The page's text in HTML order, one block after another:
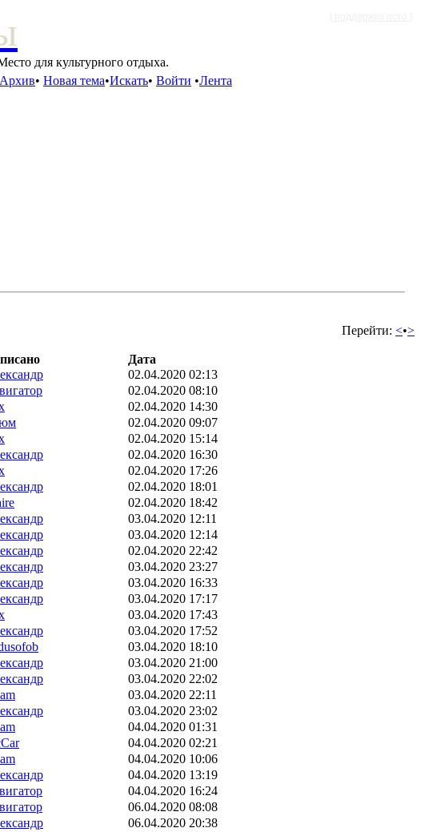
для культурного отдыха.
Архив• Новая тема•Искать• Войти •Лента
Перейти: <•>
Дата
02.04.2020 02:13
02.04.2020 08:10
02.04.2020 14:30
02.04.2020 09:07
02.04.2020 15:14
02.04.2020 16:30
02.04.2020 17:26
02.04.2020 18:01
02.04.2020 18:42
03.04.2020 12:11
03.04.2020 12:14
02.04.2020 22:42
03.04.2020 23:27
03.04.2020 16:33
03.04.2020 17:17
03.04.2020 17:43
03.04.2020 17:52
03.04.2020 18:10
03.04.2020 21:00
03.04.2020 22:02
03.04.2020 22:11
03.04.2020 23:02
04.04.2020 01:31
04.04.2020 02:21
04.04.2020 10:06
04.04.2020 13:19
04.04.2020 16:24
06.04.2020 08:08
06.04.2020 20:38